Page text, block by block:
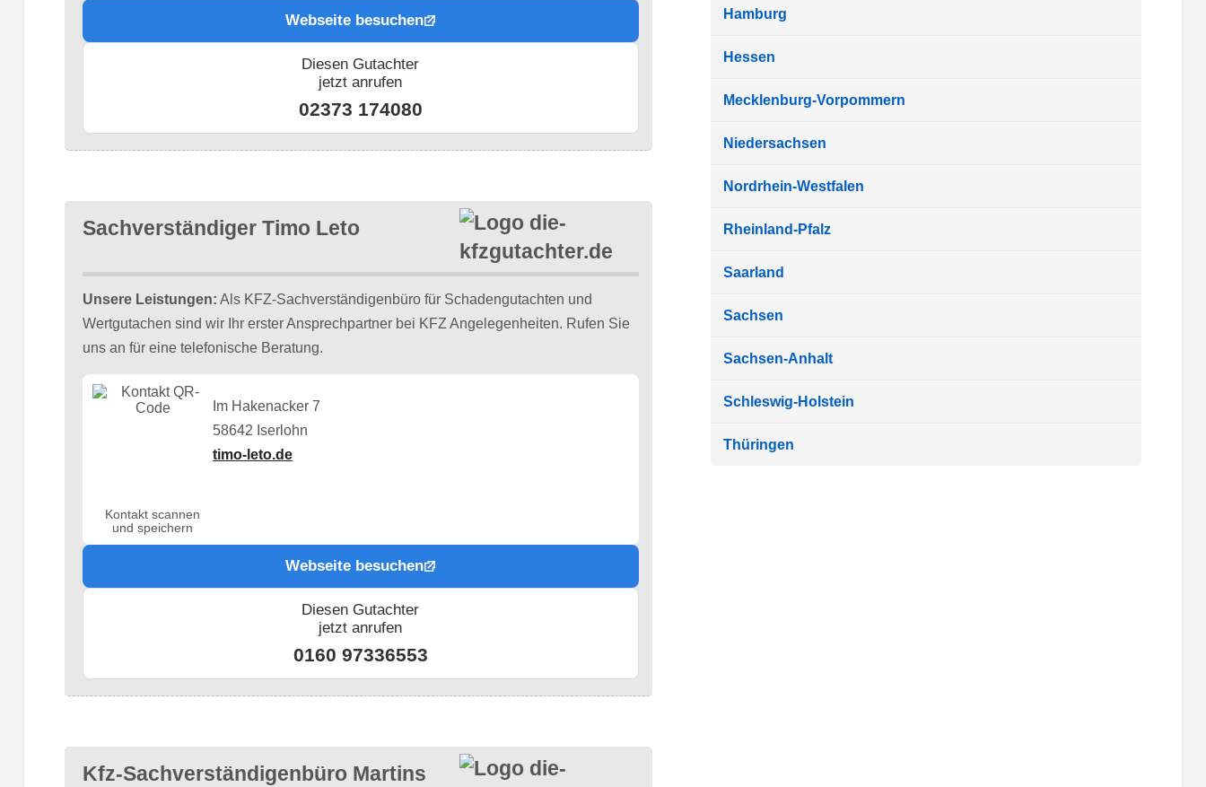
Webseite besuchen
Diesen Gutachter
jetzt anrufen
02373 174080
Sachverständiger Timo Leto
Unsere Leistungen: Als KFZ-Sachverständigenbüro für Schadengutachten und
Wertgutachen sind wir Ihr erster Ansprechpartner bei KFZ Angelegenheiten. Rufen Sie
uns an für eine telefonische Beratung.
Kontakt scannen
und speichern
Im Hakenacker 7
58642 Iserlohn
timo-leto.de
Webseite besuchen
Diesen Gutachter
jetzt anrufen
0160 97336553
Kfz-Sachverständigenbüro Martins
Hamburg
Hessen
Mecklenburg-Vorpommern
Niedersachsen
Nordrhein-Westfalen
Rheinland-Pfalz
Saarland
Sachsen
Sachsen-Anhalt
Schleswig-Holstein
Thüringen